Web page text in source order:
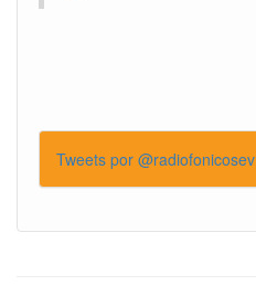
Tweets por @radiofonicosev